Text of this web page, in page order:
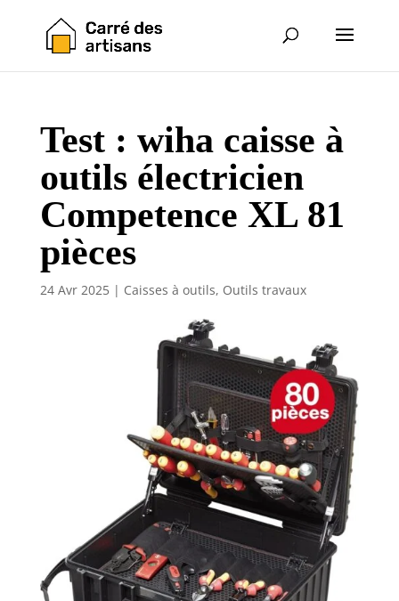
Test : wiha caisse à
outils électricien
Competence XL 81
pièces
24 Avr 2025| Caisses à outils, Outils travaux